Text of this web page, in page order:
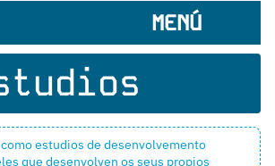
MENÚ
estudios de desenvolvemento
que desenvolven os seus propios